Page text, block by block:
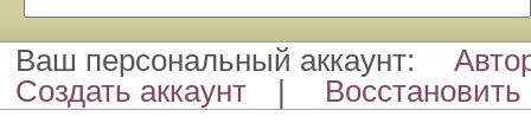
Ваш персональный аккаунт:
Создать аккаунт
| Восстановить